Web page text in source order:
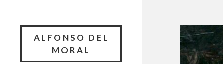
ALFONSO DEL
MORAL